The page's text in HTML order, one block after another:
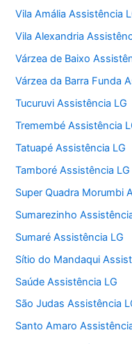
Vila Amália Assistência
Vila Alexandria
Várzea de Baixo
Várzea da Barra Funda
Tucuruvi Assistência LG
Tremembé Assistência
Tatuapé Assistência LG
Tamboré Assistência LG
Super Quadra Morumbi
Sumarezinho
Sumaré Assistência LG
Sítio do Mandaqui
Saúde Assistência LG
São Judas Assistência
Santo Amaro